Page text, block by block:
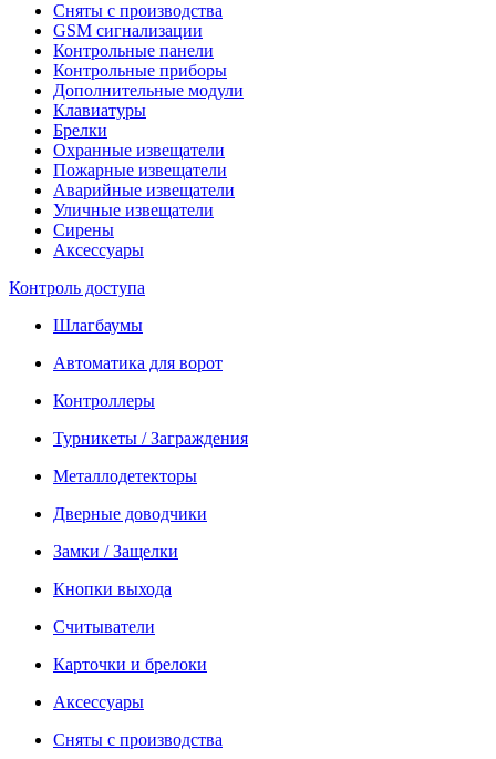
Сняты с производства
GSM сигнализации
Контрольные панели
Контрольные приборы
Дополнительные модули
Клавиатуры
Брелки
Охранные извещатели
Пожарные извещатели
Аварийные извещатели
Уличные извещатели
Сирены
Аксессуары
Контроль доступа
Шлагбаумы
Автоматика для ворот
Контроллеры
Турникеты / Заграждения
Металлодетекторы
Дверные доводчики
Замки / Защелки
Кнопки выхода
Считыватели
Карточки и брелоки
Аксессуары
Сняты с производства